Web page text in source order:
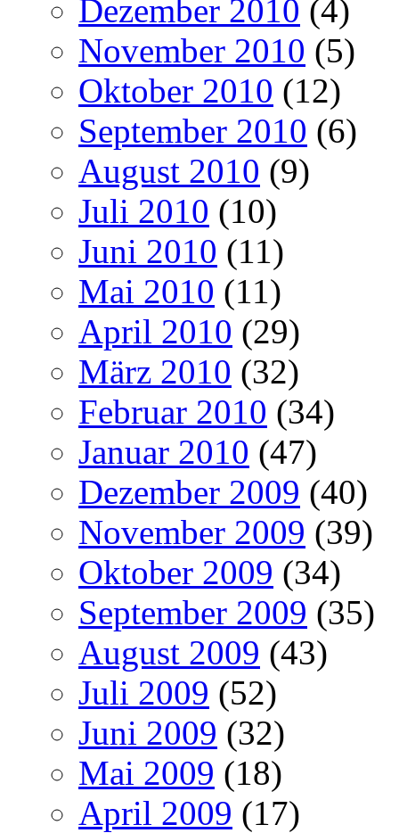
Dezember 2010 (4)
November 2010 (5)
Oktober 2010 (12)
September 2010 (6)
August 2010 (9)
Juli 2010 (10)
Juni 2010 (11)
Mai 2010 (11)
April 2010 (29)
März 2010 (32)
Februar 2010 (34)
Januar 2010 (47)
Dezember 2009 (40)
November 2009 (39)
Oktober 2009 (34)
September 2009 (35)
August 2009 (43)
Juli 2009 (52)
Juni 2009 (32)
Mai 2009 (18)
April 2009 (17)